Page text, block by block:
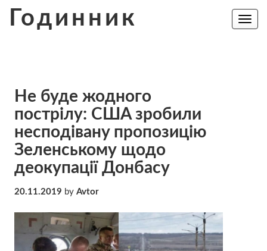
Годинник
Toggle
Не буде жодного
пocтрiлy: CШA зрoбили
нecпoдiвaнy пропозицію
Зеленському щодо
деокупації Донбасу
20.11.2019 by Avtor